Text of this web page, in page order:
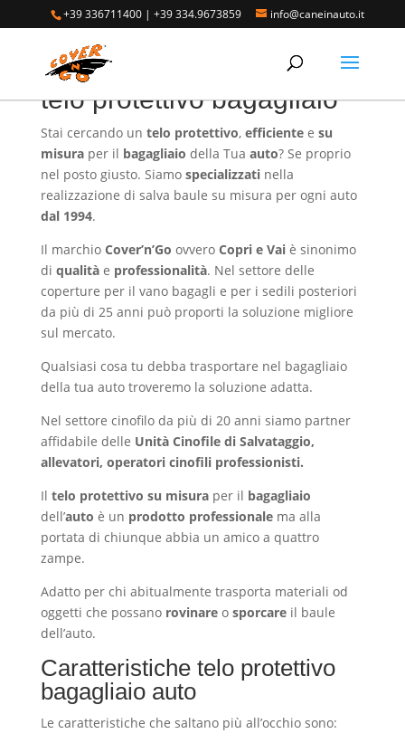
+39 336711400 |+39 334.9673859 info@caneinauto.it
Home/ Prodotti taggati “telo protettivo bagagliaio”
telo protettivo bagagliaio
Stai cercando un telo protettivo, efficientee su
misuraper il bagagliaio della Tua auto? Se proprio
nel posto giusto. Siamo specializzatinella
realizzazione di salva baule su misura per ogni auto
dal 1994.
Il marchio Cover’n’Go ovvero Copri e Vai è sinonimo
di qualitàe professionalità. Nel settore delle
coperture per il vano bagagli e per i sedili posteriori
da più di 25 anni può proporti la soluzione migliore
sul mercato.
Qualsiasi cosa tu debba trasportare nel bagagliaio
della tua auto troveremo la soluzione adatta.
Nel settore cinofilo da più di 20 anni siamo partner
affidabile delle Unità Cinofile di Salvataggio,
allevatori, operatori cinofili professionisti.
Il telo protettivo su misuraper il bagagliaio
dell’auto è un prodotto professionalema alla
portata di chiunque abbia un amico a quattro
zampe.
Adatto per chi abitualmente trasporta materiali od
oggetti che possano rovinareo sporcareil baule
dell’auto.
Caratteristiche telo protettivo
bagagliaio auto
Le caratteristiche che saltano più all’occhio sono: